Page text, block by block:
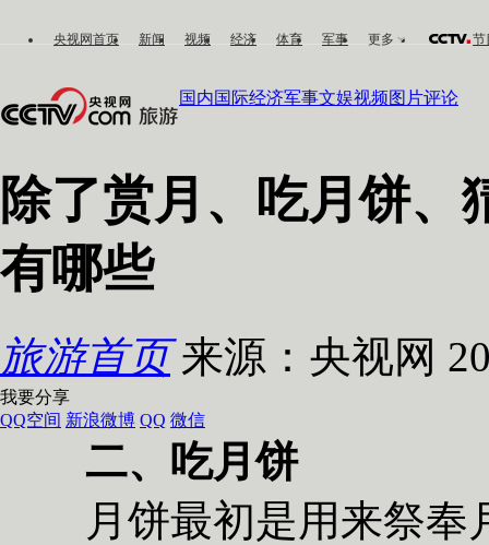
央视网首页 新闻 视频 经济 体育 军事 更多 节
国内国际经济军事文娱视频图片评论
除了赏月、吃月饼、
有哪些
旅游首页 来源：央视网
我要分享
QQ空间 新浪微博 QQ 微信
二、吃月饼
月饼最初是用来祭奉